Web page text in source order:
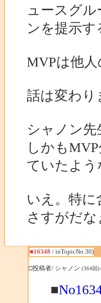
ュースグ
ンを提示
MVPは他
話は変わり
シャノン
しかも
ていたよう
いえ。特
さすがだ
■16348 / inTopicNo.30)
□投稿者/ シャノン (364回
■